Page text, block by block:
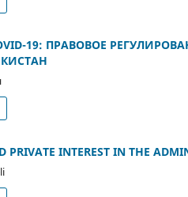
19: ПРАВОВОЕ
PRIVATE INTEREST IN THE